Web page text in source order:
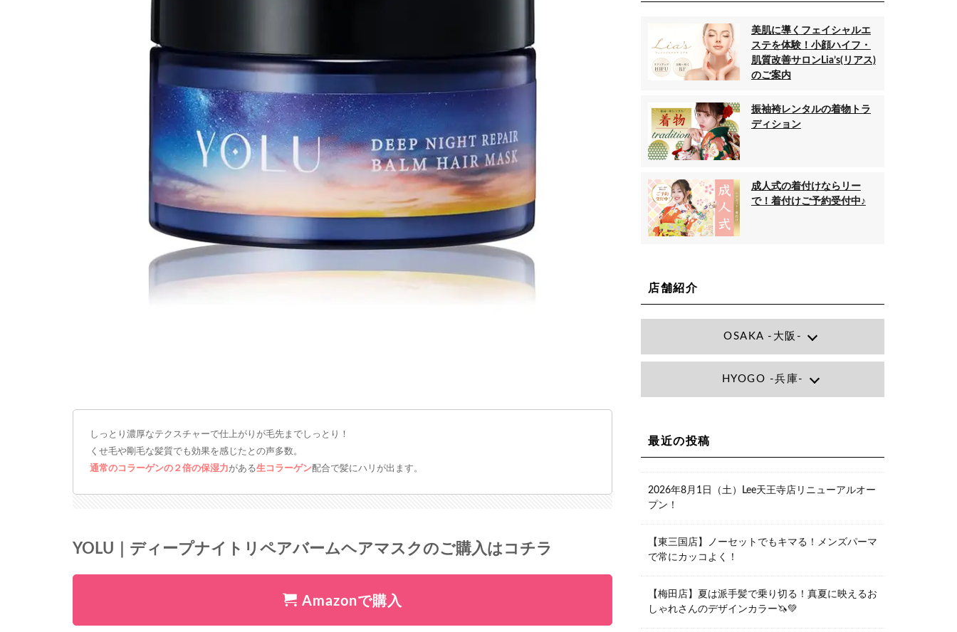
しっとり濃厚なテクスチャーで仕上がりが毛先までしっとり！
くせ毛や剛毛な髪質でも効果を感じたとの声多数。
通常のコラーゲンの２倍の保湿力がある生コラーゲン配合で髪にハリが出ます。
YOLU｜ディープナイトリペアバームヘアマスクのご購入はコチラ
Amazonで購入
美肌に導くフェイシャルエ
ステを体験！小顔ハイフ・
肌質改善サロンLia’s(リアス)
のご案内
振袖袴レンタルの着物トラ
ディション
成人式の着付けならリー
で！着付けご予約受付中♪
店舗紹介
OSAKA -大阪-
Lee大阪店
大阪府大阪市北区小松原町1-27梅田エ
大阪府大阪市都島区東野田町２丁目９
Lee堀江店
〒550-0014 大阪府大阪市西区北堀江1-
06-6563-9091
Lee四ツ橋店
大阪府大阪市西区新町1-5-7 四ツ橋ビル
HYOGO -兵庫-
ライフワーク1F
最近の投稿
2026年8月1日（土）Lee天王寺店リニューアルオー
プン！
【東三国店】ノーセットでもキマる！メンズパーマ
で常にカッコよく！
【梅田店】夏は派手髪で乗り切る！真夏に映えるお
しゃれさんのデザインカラー🦄💚